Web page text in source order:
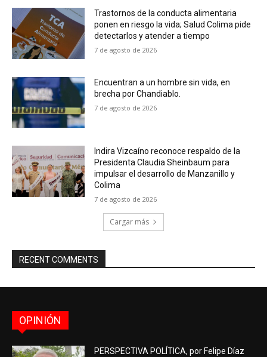
Trastornos de la conducta alimentaria
ponen en riesgo la vida; Salud Colima pide
detectarlos y atender a tiempo
7 de agosto de 2026
Encuentran a un hombre sin vida, en
brecha por Chandiablo.
7 de agosto de 2026
Indira Vizcaíno reconoce respaldo de la
Presidenta Claudia Sheinbaum para
impulsar el desarrollo de Manzanillo y
Colima
7 de agosto de 2026
Cargar más
RECENT COMMENTS
OPINIÓN
PERSPECTIVA POLÍTICA, por Felipe Díaz